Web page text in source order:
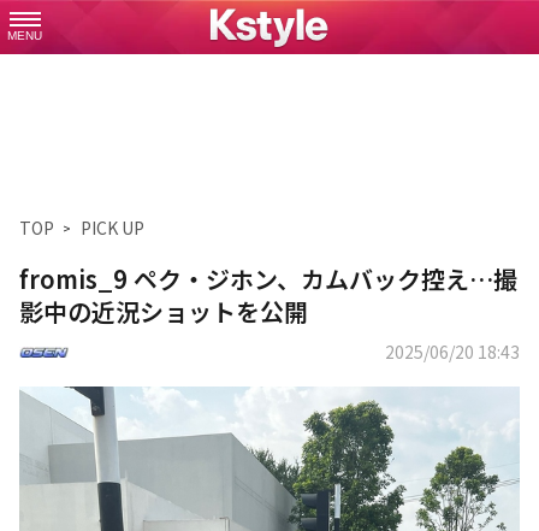
MENU
TOP PICK UP
fromis_9 ペク・ジホン、カムバック控え…撮
影中の近況ショットを公開
2025/06/20 18:43